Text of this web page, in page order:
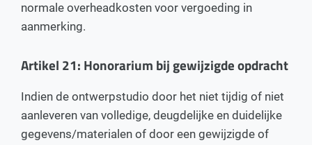
normale overheadkosten voor vergoeding in
aanmerking.
Artikel 21: Honorarium bij gewijzigde opdracht
Indien de ontwerpstudio door het niet tijdig of niet
aanleveren van volledige, deugdelijke en duidelijke
gegevens/materialen of door een gewijzigde of